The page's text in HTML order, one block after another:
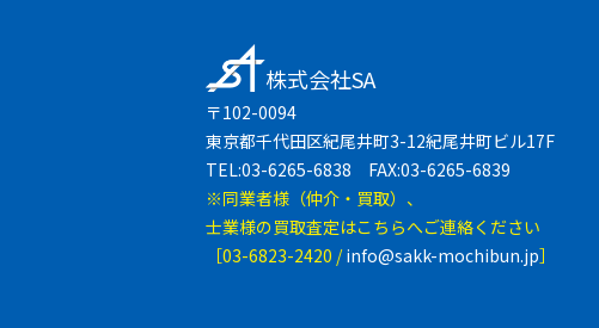
株式会社SA
〒102-0094
東京都千代田区紀尾井町3-12紀尾井町ビル17F
TEL:03-6265-6838 FAX:03-6265-6839
※同業者様（仲介・買取）、
士業様の買取査定はこちらへご連絡ください
［03-6823-2420 /info@sakk-mochibun.jp］